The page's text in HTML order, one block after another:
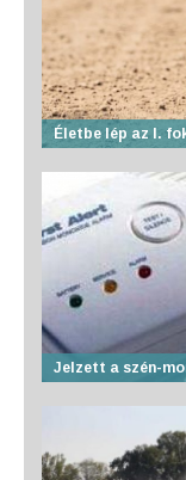
Életbe lép az I.
Jelzett a szén-